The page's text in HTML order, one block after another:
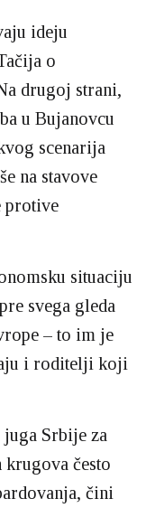
ideju
o
drugoj strani,
u Bujanovcu
scenarija
na stavove
protive
situaciju
svega gleda
– to im je
i roditelji koji
Srbije za
često
čini